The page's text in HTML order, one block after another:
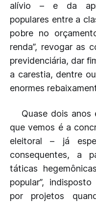
alívio – e da
populares entre a
pobre no
renda”, revogar as
previdenciária, dar
a carestia, dentre
enormes
Quase dois
que vemos é a
eleitoral – já
consequentes, a
táticas
popular”,
por projetos